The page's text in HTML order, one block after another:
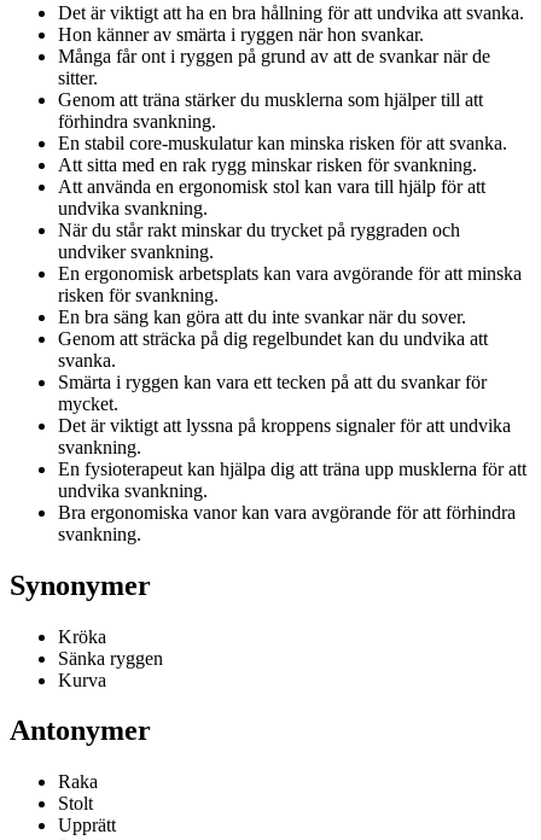
Det är viktigt att ha en bra hållning för att undvika att svanka.
Hon känner av smärta i ryggen när hon svankar.
Många får ont i ryggen på grund av att de svankar när de
sitter.
Genom att träna stärker du musklerna som hjälper till att
förhindra svankning.
En stabil core-muskulatur kan minska risken för att svanka.
Att sitta med en rak rygg minskar risken för svankning.
Att använda en ergonomisk stol kan vara till hjälp för att
undvika svankning.
När du står rakt minskar du trycket på ryggraden och
undviker svankning.
En ergonomisk arbetsplats kan vara avgörande för att minska
risken för svankning.
En bra säng kan göra att du inte svankar när du sover.
Genom att sträcka på dig regelbundet kan du undvika att
svanka.
Smärta i ryggen kan vara ett tecken på att du svankar för
mycket.
Det är viktigt att lyssna på kroppens signaler för att undvika
svankning.
En fysioterapeut kan hjälpa dig att träna upp musklerna för att
undvika svankning.
Bra ergonomiska vanor kan vara avgörande för att förhindra
svankning.
Synonymer
Kröka
Sänka ryggen
Kurva
Antonymer
Raka
Stolt
Upprätt